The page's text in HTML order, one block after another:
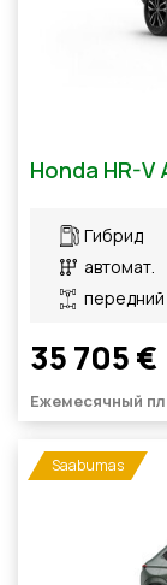
Honda HR-
Гибрид
автомат.
35 705 €
Ежемесячный
Saabumas